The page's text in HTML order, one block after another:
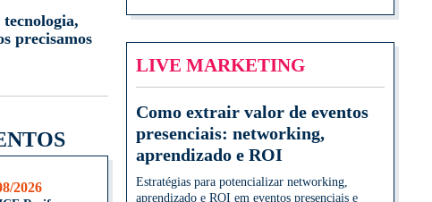
precisamos
2026
LIVE MARKETING
Como extrair valor de eventos
presenciais: networking,
aprendizado e ROI
Estratégias para potencializar networking,
aprendizado e ROI em eventos presenciais e